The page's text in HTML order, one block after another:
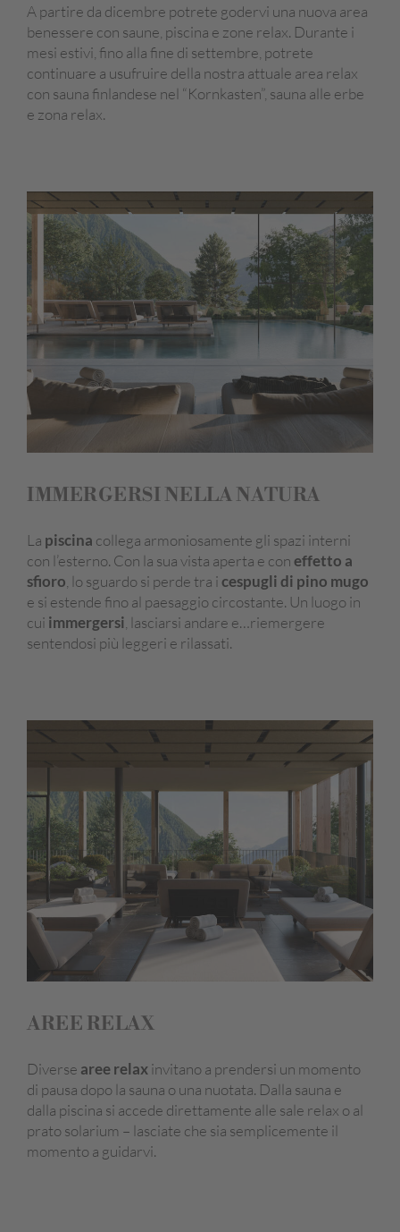
A partire da dicembre potrete godervi una nuova area
benessere con saune, piscina e zone relax. Durante i
mesi estivi, fino alla fine di settembre, potrete
continuare a usufruire della nostra attuale area relax
con sauna finlandese nel “Kornkasten”, sauna alle erbe
e zona relax.
IMMERGERSI NELLA NATURA
La piscina collega armoniosamente gli spazi interni
con l’esterno. Con la sua vista aperta e coneffetto a
sfioro , lo sguardo si perde tra icespugli di pino mugo
e si estende fino al paesaggio circostante. Un luogo in
cui immergersi , lasciarsi andare e…riemergere
sentendosi più leggeri e rilassati.
AREE RELAX
Diverse aree relaxinvitano a prendersi un momento
di pausa dopo la sauna o una nuotata. Dalla sauna e
dalla piscina si accede direttamente alle sale relax o al
prato solarium – lasciate che sia semplicemente il
momento a guidarvi.